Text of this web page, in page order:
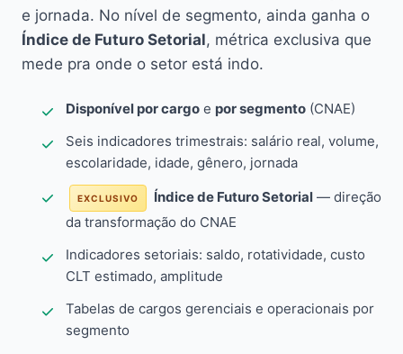
e jornada. No nível de segmento, ainda ganha o
Índice de Futuro Setorial, métrica exclusiva que
mede pra onde o setor está indo.
Disponível por cargo e por segmento (CNAE)
Seis indicadores trimestrais: salário real, volume,
escolaridade, idade, gênero, jornada
EXCLUSIVO Índice de Futuro Setorial — direção
da transformação do CNAE
Indicadores setoriais: saldo, rotatividade, custo
CLT estimado, amplitude
Tabelas de cargos gerenciais e operacionais por
segmento